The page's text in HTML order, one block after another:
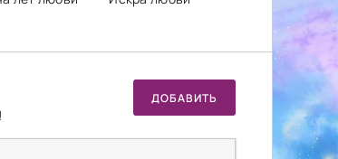
ДОБАВИТЬ